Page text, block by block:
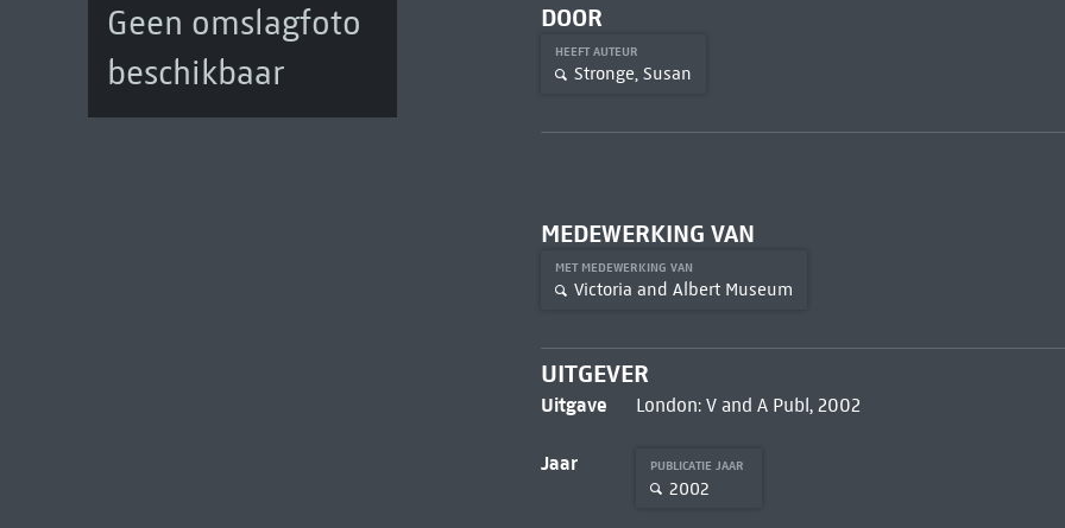
Geen omslagfoto
beschikbaar
DOOR
HEEFT AUTEUR
Stronge, Susan
MEDEWERKING VAN
MET MEDEWERKING VAN
Victoria and Albert Museum
UITGEVER
Uitgave London: V and A Publ, 2002
Jaar PUBLICATIE JAAR
2002